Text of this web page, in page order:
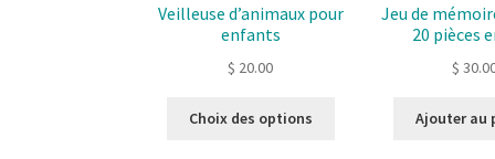
Veilleuse d’animaux pour
enfants
$ 20.00
Choix des options
Jeu de
20 pièces
$
Ajouter au